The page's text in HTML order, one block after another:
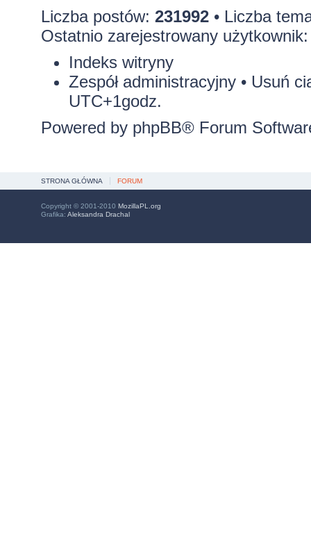
Liczba postów: 231992• Liczba
Ostatnio zarejestrowany
Indeks witryny
Zespół administracyjny• Usuń
UTC+1godz.
Powered by phpBB® Forum
STRONA GŁÓWNA FORUM
Copyright © 2001-2010 MozillaPL.org
Grafika: Aleksandra Drachal